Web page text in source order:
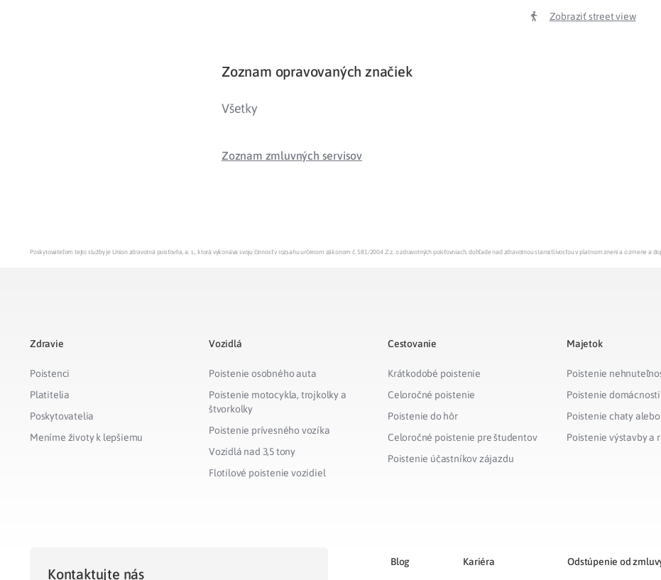
Zobraziť street view
Zoznam opravovaných značiek
Všetky
Zoznam zmluvných servisov
Poskytovateľom tejto služby je Union zdravotná poisťovňa, a. s., ktorá vykonáva svoju činnosť v rozsahu určenom zákonom č. 581/2004 Z.z. o zdravotných poisťovniach, dohľade nad zdravotnou starostlivosťou v platnom znení a o zmene a
Zdravie
Poistenci
Platitelia
Poskytovatelia
Meníme životy k lepšiemu
Vozidlá
Poistenie osobného auta
Poistenie motocykla, trojkolky a
štvorkolky
Poistenie prívesného vozíka
Vozidlá nad 3,5 tony
Flotilové poistenie vozidiel
Cestovanie
Krátkodobé poistenie
Celoročné poistenie
Poistenie do hôr
Celoročné poistenie pre študentov
Poistenie účastníkov zájazdu
Majetok
Poistenie
Poistenie domácnosti
Poistenie chaty
Poistenie výstavby a
Kontaktujte nás
Blog Kariéra Odstúpenie od